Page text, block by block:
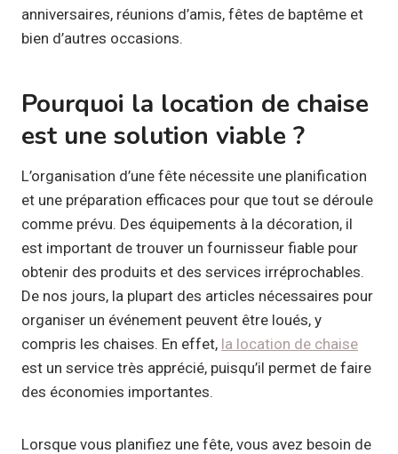
anniversaires, réunions d’amis, fêtes de baptême et
bien d’autres occasions.
Pourquoi la location de chaise
est une solution viable ?
L’organisation d’une fête nécessite une planification
et une préparation efficaces pour que tout se déroule
comme prévu. Des équipements à la décoration, il
est important de trouver un fournisseur fiable pour
obtenir des produits et des services irréprochables.
De nos jours, la plupart des articles nécessaires pour
organiser un événement peuvent être loués, y
compris les chaises. En effet, la location de chaise
est un service très apprécié, puisqu’il permet de faire
des économies importantes.
Lorsque vous planifiez une fête, vous avez besoin de